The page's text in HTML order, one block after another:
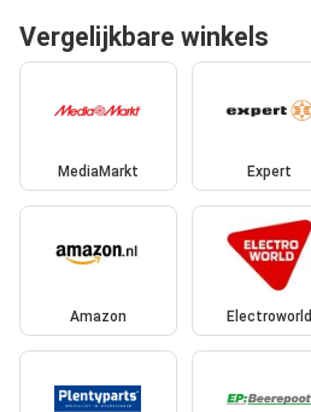
Vergelijkbare winkels
MediaMarkt Expert
Amazon Electroworld